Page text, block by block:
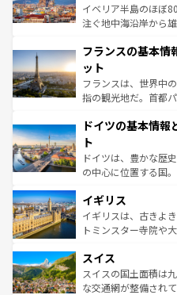
ピザやパスタなど、
できる。朝目覚めて
なお、新着のイタリ
しい。
イベリア半島のほぼ
注ぐ地中海沿岸から
文化が根付くこの国
れる闘牛、そして美
る。首都マドリード
アートに溢れた街角
せる。地方によって
ンテンツ一覧 を参照
フランスの基本情
ット
フランスは、世界中
指の観光地だ。首都
で、幅広い魅力が詰
聖堂、美しいビーチ
から魅了する。また
れ、フランス料理は
香り高いラベンダー
らに、パリ以外の地
も豊かな歴史と文化
を参照してほしい。
ドイツの基本情報
ト
ドイツは、豊かな歴
の中心に位置する国
顔を持つこの国は、
ルリンの文化的活気
してライン川沿いの
は、お酒好きな人にはぜひ
ドイツ情報はコンテ
イギリス
イギリスは、古きよ
トミンスター寺院や
リアごとに異なる魅
ティー、ビール好き
戦など、本場だから
スイス
スイスの国土面積は
な交通網が整備され